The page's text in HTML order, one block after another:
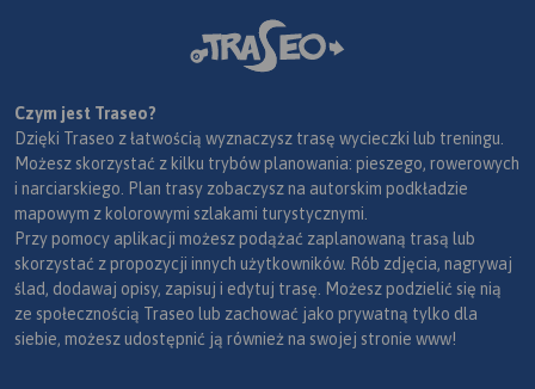
Czym jest Traseo?
Dzięki Traseo z łatwością wyznaczysz trasę wycieczki lub treningu.
Możesz skorzystać z kilku trybów planowania: pieszego, rowerowych
i narciarskiego. Plan trasy zobaczysz na autorskim podkładzie
mapowym z kolorowymi szlakami turystycznymi.
Przy pomocy aplikacji możesz podążać zaplanowaną trasą lub
skorzystać z propozycji innych użytkowników. Rób zdjęcia, nagrywaj
ślad, dodawaj opisy, zapisuj i edytuj trasę. Możesz podzielić się nią
ze społecznością Traseo lub zachować jako prywatną tylko dla
siebie, możesz udostępnić ją również na swojej stronie www!